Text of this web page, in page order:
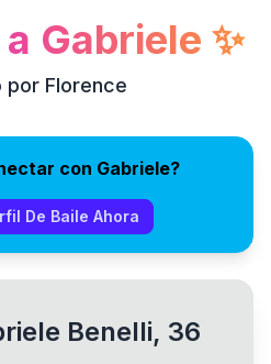
Gabriele ✨
por Florence
con Gabriele?
De Baile Ahora
Benelli, 36